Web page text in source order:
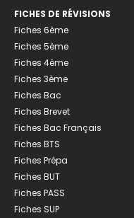
FICHES DE RÉVISIONS
Fiches 6ème
Fiches 5ème
Fiches 4ème
Fiches 3ème
Fiches Bac
Fiches Brevet
Fiches Bac Français
Fiches BTS
Fiches Prépa
Fiches BUT
Fiches PASS
Fiches SUP